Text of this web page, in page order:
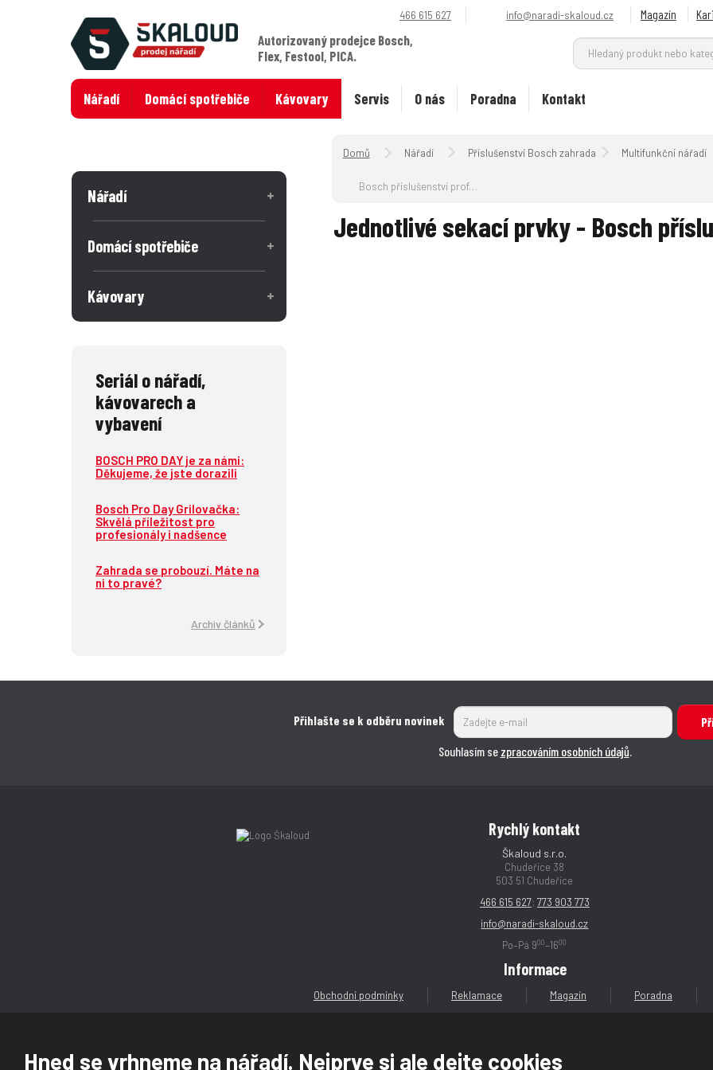
Hned se vrhneme na nářadí. Nejprve si ale dejte cookies
466 615 627 info@naradi-skaloud.cz Magazín
Autorizovaný prodejce Bosch,
Flex, Festool, PICA.
Nářadí Domácí spotřebiče Kávovary Servis O nás Poradna Kontakt
Úvodní strana
Nářadí Příslušenství Bosch zahrada Multifunkční nářadí
Bosch příslušenství professional
Jednotlivé sekací prvky - Bosch
Nářadí
Domácí spotřebiče
Kávovary
Seriál o nářadí,
kávovarech a
vybavení
BOSCH PRO DAY je za námi:
Děkujeme, že jste dorazili
Bosch Pro Day Grilovačka:
Skvělá příležitost pro
profesionály i nadšence
Zahrada se probouzí. Máte na
ni to pravé?
Archiv článků
Přihlašte se k odběru novinek
Souhlasím se zpracováním osobních údajů
Rychlý kontakt
Škaloud s.r.o.
Chudeřice 38
503 51 Chudeřice
466 615 627; 773 903 773
info@naradi-skaloud.cz
Po–Pá 900–1600
Informace
Obchodní podmínky Reklamace Magazín Poradna